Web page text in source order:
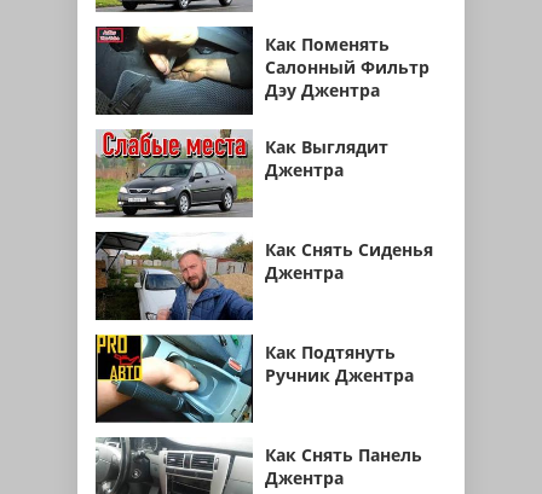
Как Поменять
Салонный Фильтр
Дэу Джентра
Как Выглядит
Джентра
Как Снять Сиденья
Джентра
Как Подтянуть
Ручник Джентра
Как Снять Панель
Джентра